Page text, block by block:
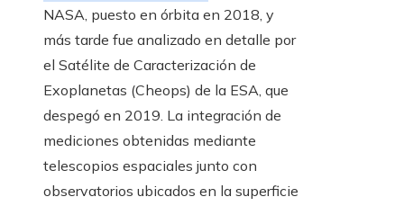
NASA, puesto en órbita en 2018, y
más tarde fue analizado en detalle por
el Satélite de Caracterización de
Exoplanetas (Cheops) de la ESA, que
despegó en 2019. La integración de
mediciones obtenidas mediante
telescopios espaciales junto con
observatorios ubicados en la superficie